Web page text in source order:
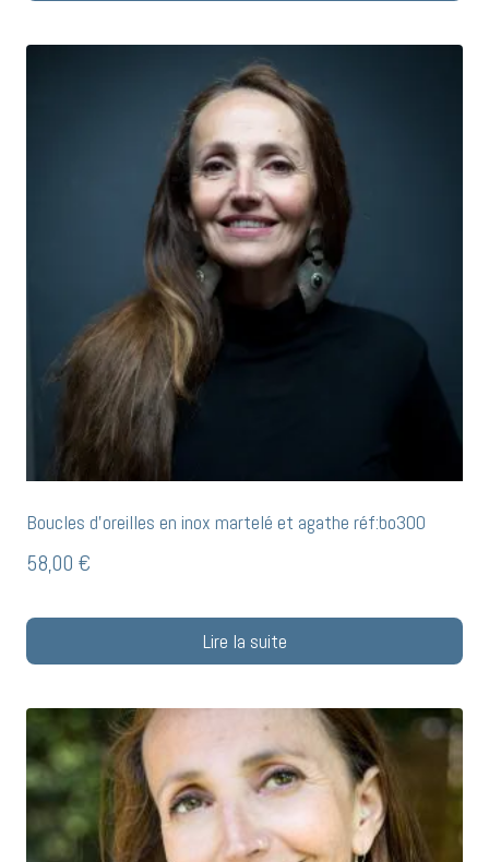
Boucles d’oreilles en inox martelé et agathe réf:bo300
58,00 €
Lire la suite